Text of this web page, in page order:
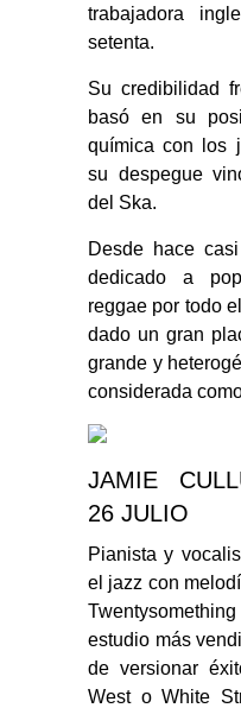
trabajadora
setenta.
Su credibilidad
basó en su
química con los
su despegue
del Ska.
Desde hace
dedicado a
reggae por todo
dado un gran
grande y
considerada
JAMIE
26 JULIO
Pianista y
el jazz con
estudio más
de versionar
West o White